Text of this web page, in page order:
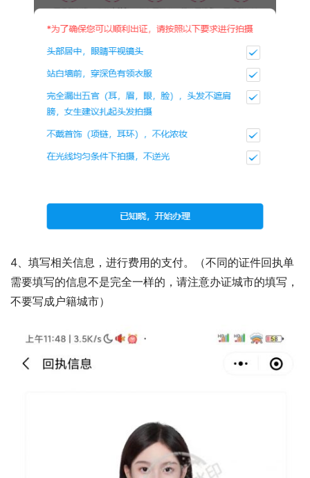
4、填写相关信息，进行费用的支付。（不同的证件回执单
需要填写的信息不是完全一样的，请注意办证城市的填写，
不要写成户籍城市）